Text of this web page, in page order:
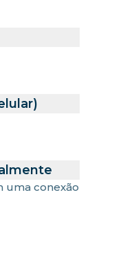
uma conexão